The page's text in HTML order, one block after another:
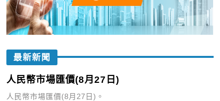
最新新聞
人民幣市場匯價(8月27日)
人民幣市場匯價(8月27日)。